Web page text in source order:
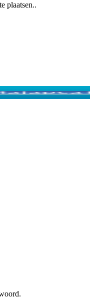
plaatsen..